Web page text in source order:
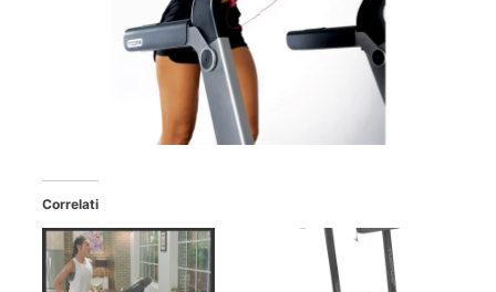
Correlati